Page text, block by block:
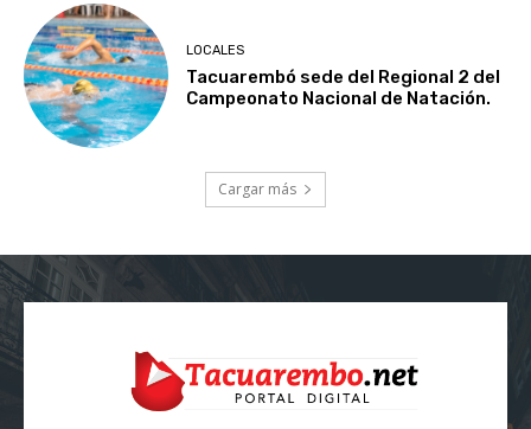
LOCALES
Tacuarembó sede del Regional 2 del
Campeonato Nacional de Natación.
Cargar más